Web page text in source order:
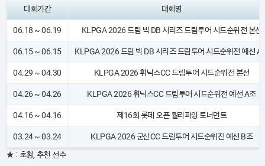
대회기간 대회명
06.18 ~ 06.19 KLPGA 2026 드림 빅 DB 시리즈 드림투어 시드순위전 본선
06.15 ~ 06.15 KLPGA 2026 드림 빅 DB 시리즈 드림투어 시드순위전 예선 A
04.29 ~ 04.30 KLPGA 2026 휘닉스CC 드림투어 시드순위전 본선
04.26 ~ 04.26 KLPGA 2026 휘닉스CC 드림투어 시드순위전 예선 A조
04.16 ~ 04.16 제16회 롯데 오픈 퀄리파잉 토너먼트
03.24 ~ 03.24 KLPGA 2026 군산CC 드림투어 시드순위전 예선 B조
★ : 초청, 추천 선수